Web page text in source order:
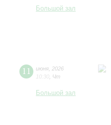
Большой зал
11 июня 2026
10:30 Чт
Большой зал